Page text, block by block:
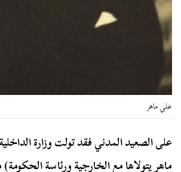
علي ماهر
على الصعيد المدني فقد تولت وزارة
ماهر يتولاها مع الخارجية ورئاسة الحكومة)